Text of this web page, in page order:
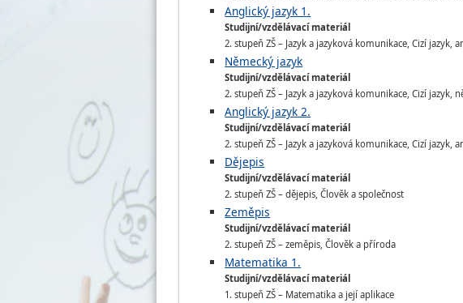
Anglický jazyk 1.
Studijní/vzdělávací materiál
2. stupeň ZŠ – Jazyk a jazyková komunikace, Cizí jazyk,
Německý jazyk
Studijní/vzdělávací materiál
2. stupeň ZŠ – Jazyk a jazyková komunikace, Cizí jazyk,
Anglický jazyk 2.
Studijní/vzdělávací materiál
2. stupeň ZŠ – Jazyk a jazyková komunikace, Cizí jazyk,
Dějepis
Studijní/vzdělávací materiál
2. stupeň ZŠ – dějepis, Člověk a společnost
Zeměpis
Studijní/vzdělávací materiál
2. stupeň ZŠ – zeměpis, Člověk a příroda
Matematika 1.
Studijní/vzdělávací materiál
1. stupeň ZŠ – Matematika a její aplikace